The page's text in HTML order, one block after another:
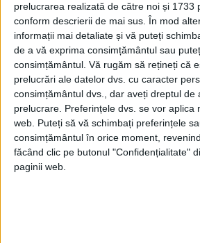
prelucrarea realizată de către noi și 1733
conform descrierii de mai sus. În mod
informații mai detaliate și vă puteți
de a vă exprima consimțământul sau
consimțământul. Vă rugăm să rețineți că
prelucrări ale datelor dvs. cu caracter
consimțământul dvs., dar aveți dreptul de
prelucrare. Preferințele dvs. se vor aplica
web. Puteți să vă schimbați preferințele
consimțământul în orice moment,
făcând clic pe butonul "Confidențialitate"
paginii web.
Charles al X-lea a fugit în
Bohemia și în cele din
menționatul oraș Gorica,
în palatul contelui Coronini.
A fost înmormântat în
apropiere.